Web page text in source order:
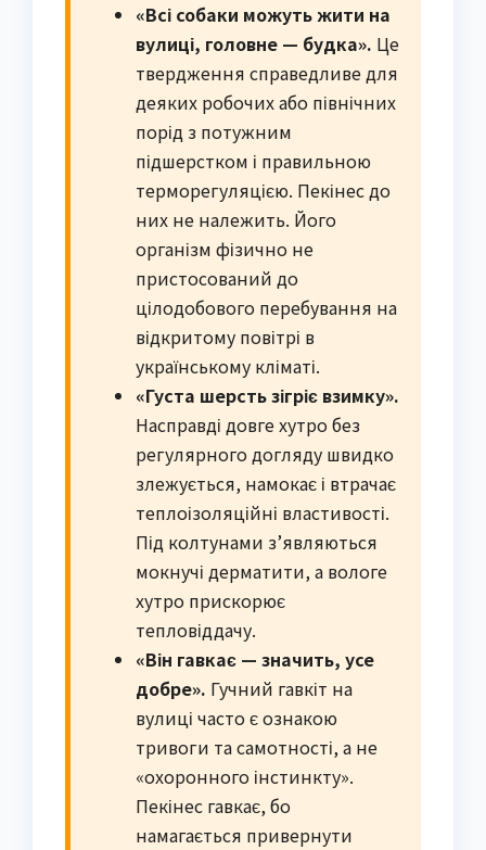
«Всі собаки можуть жити на
вулиці, головне — будка». Це
твердження справедливе для
деяких робочих або північних
порід з потужним
підшерстком і правильною
терморегуляцією. Пекінес до
них не належить. Його
організм фізично не
пристосований до
цілодобового перебування на
відкритому повітрі в
українському кліматі.
«Густа шерсть зігріє взимку».
Насправді довге хутро без
регулярного догляду швидко
злежується, намокає і втрачає
теплоізоляційні властивості.
Під колтунами з’являються
мокнучі дерматити, а вологе
хутро прискорює
тепловіддачу.
«Він гавкає — значить, усе
добре». Гучний гавкіт на
вулиці часто є ознакою
тривоги та самотності, а не
«охоронного інстинкту».
Пекінес гавкає, бо
намагається привернути